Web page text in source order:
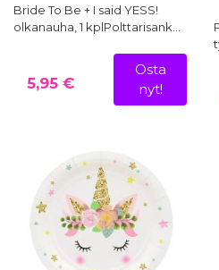
Bride To Be + I said YESS!
olkanauha, 1 kplPolttarisank…
5,95 €
Osta
nyt!